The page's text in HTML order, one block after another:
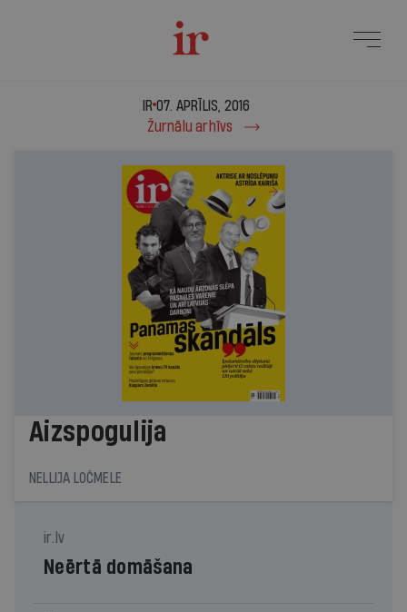
IR - 07. aprīlis, 2016
IR 07. APRĪLIS, 2016
Žurnālu arhīvs
Aizspogulija
NELLIJA LOČMELE
ir.lv
Neērtā domāšana